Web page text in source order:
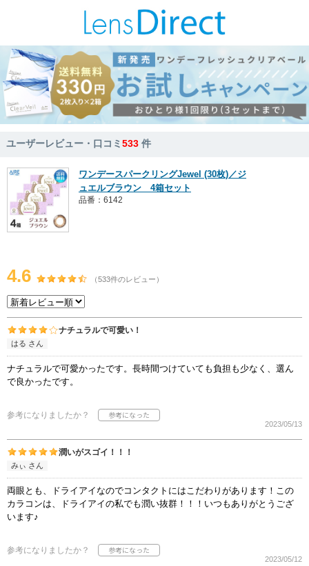
ユーザーレビュー・口コミ533 件
ワンデースパークリングJewel (30枚)／ジ
ュエルブラウン 4箱セット
品番：6142
4.6 （533件のレビュー）
ナチュラルで可愛い！
はる さん
ナチュラルで可愛かったです。長時間つけていても負担も少なく、選ん
で良かったです。
参考になりましたか？
2023/05/13
潤いがスゴイ！！！
みぃ さん
両眼とも、ドライアイなのでコンタクトにはこだわりがあります！この
カラコンは、ドライアイの私でも潤い抜群！！！いつもありがとうござ
います♪
参考になりましたか？
2023/05/12